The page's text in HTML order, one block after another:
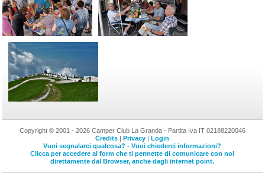
Copyright © 2001 - 2026 Camper Club La Granda - Partita Iva IT 02188220046
Credits |Privacy |Login
Vuoi segnalarci qualcosa? - Vuoi chiederci informazioni?
Clicca per accedere al form che ti permette di comunicare con noi
direttamente dal Browser, anche dagli internet point.